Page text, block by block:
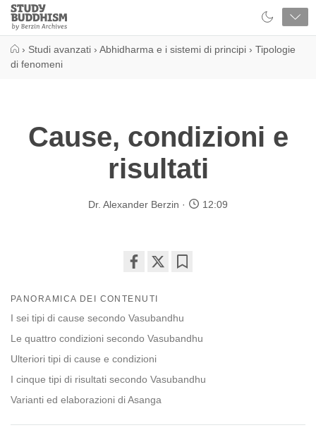
Close
Study
Buddhism
› Studi avanzati › Abhidharma e i sistemi di principi › Tipologie
di fenomeni
Cause, condizioni e
risultati
Dr. Alexander Berzin 12:09
on
facebook
PANORAMICA DEI CONTENUTI
I sei tipi di cause secondo Vasubandhu
Le quattro condizioni secondo Vasubandhu
Ulteriori tipi di cause e condizioni
I cinque tipi di risultati secondo Vasubandhu
Varianti ed elaborazioni di Asanga